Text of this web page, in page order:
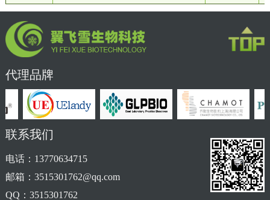
代理品牌
联系我们
电话：13770634715
邮箱：3515301762@qq.com
QQ：3515301762